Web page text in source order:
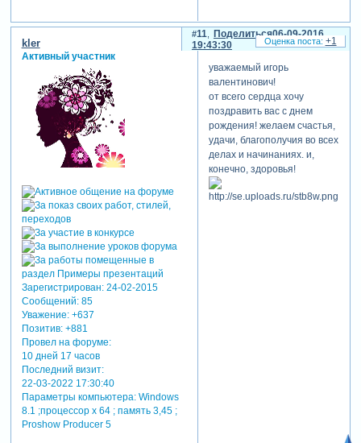
Поделиться
11
06-09-2016
19:43:30
kler
Активный участник
Зарегистрирован: 24-02-2015
Сообщений:85
Уважение: +637
Позитив: +881
Провел на форуме:
10 дней 17 часов
Последний визит:
22-03-2022 17:30:40
Параметры компьютера:Windows
8.1 ;процессор х 64 ; память 3,45 ;
Proshow Producer 5
уважаемый игорь
валентинович!
от всего сердца хочу
поздравить вас с днем
рождения! желаем счастья,
удачи, благополучия во всех
делах и начинаниях. и,
конечно, здоровья!
+1